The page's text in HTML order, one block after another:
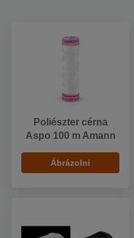
Poliészter cérna
Aspo 100 m Amann
Ábrázolni